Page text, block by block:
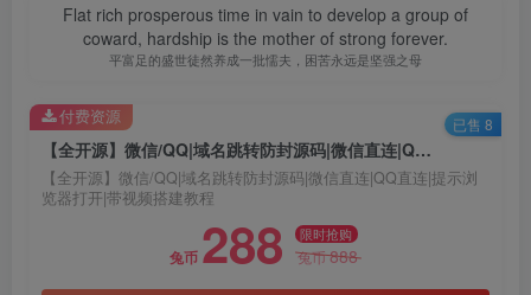
Flat rich prosperous time in vain to develop a group of
coward, hardship is the mother of strong forever.
平富足的盛世徒然养成一批懦夫，困苦永远是坚强之母
【全开源】微信/QQ|域名跳转防封源码|微信直连|QQ直连|提示浏览器打开|带视频搭建教程
【全开源】微信/QQ|域名跳转防封源码|微信直连|QQ直连|提示浏
览器打开|带视频搭建教程
兔币 288 限时抢购
兔币888
付费资源 已售 8